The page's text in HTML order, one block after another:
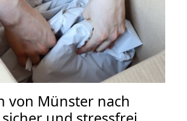
von Münster nach